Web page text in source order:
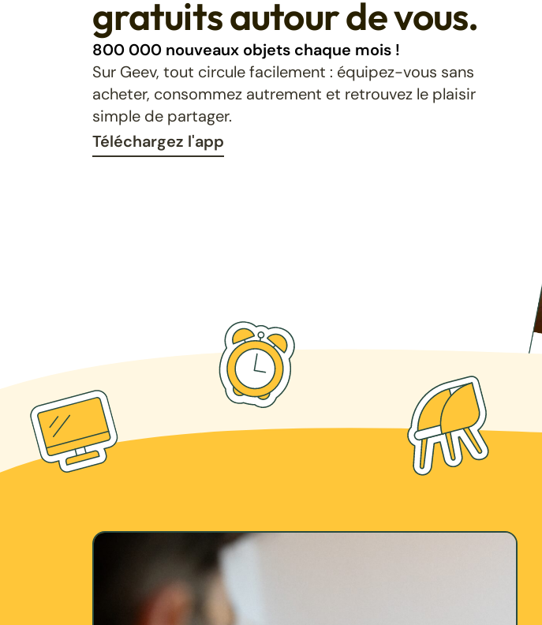
gratuits autour de vous.
800 000 nouveaux objets chaque mois !
Sur Geev, tout circule facilement : équipez-vous sans
acheter, consommez autrement et retrouvez le plaisir
simple de partager.
Téléchargez l'app